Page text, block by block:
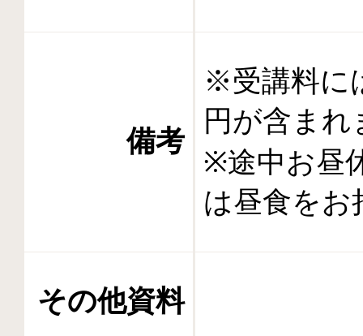
備考
※受講料に
円が含まれ
※途中お昼
は昼食をお
その他資料